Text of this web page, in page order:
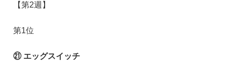
【第2週】
第1位
㉑ エッグスイッチ